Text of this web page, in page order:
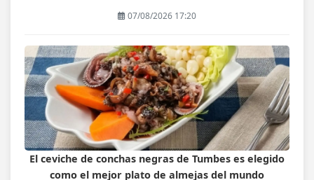
07/08/2026 17:20
El ceviche de conchas negras de Tumbes es elegido
como el mejor plato de almejas del mundo